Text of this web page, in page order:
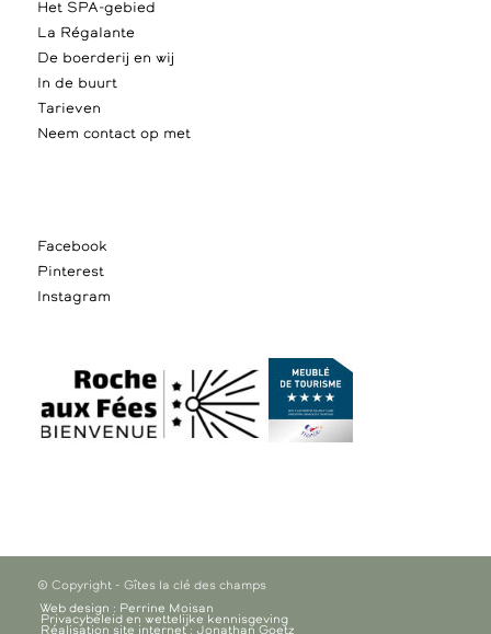
Het SPA-gebied
La Régalante
De boerderij en wij
In de buurt
Tarieven
Neem contact op met
Facebook
Pinterest
Instagram
© Copyright - Gîtes la clé des champs
Web design : Perrine Moisan
Privacybeleid en wettelijke kennisgeving
Réalisation site internet : Jonathan Goetz